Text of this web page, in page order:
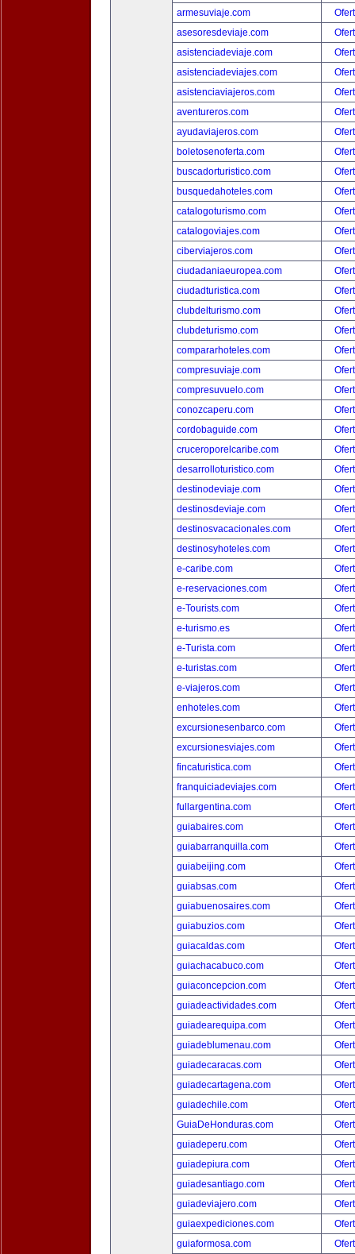
armesuviaje.com
asesoresdeviaje.com
asistenciadeviaje.com
asistenciadeviajes.com
asistenciaviajeros.com
aventureros.com
ayudaviajeros.com
boletosenoferta.com
buscadorturistico.com
busquedahoteles.com
catalogoturismo.com
catalogoviajes.com
ciberviajeros.com
ciudadaniaeuropea.com
ciudadturistica.com
clubdelturismo.com
clubdeturismo.com
compararhoteles.com
compresuviaje.com
compresuvuelo.com
conozcaperu.com
cordobaguide.com
cruceroporelcaribe.com
desarrolloturistico.com
destinodeviaje.com
destinosdeviaje.com
destinosvacacionales.com
destinosyhoteles.com
e-caribe.com
e-reservaciones.com
e-Tourists.com
e-turismo.es
e-Turista.com
e-turistas.com
e-viajeros.com
enhoteles.com
excursionesenbarco.com
excursionesviajes.com
fincaturistica.com
franquiciadeviajes.com
fullargentina.com
guiabaires.com
guiabarranquilla.com
guiabeijing.com
guiabsas.com
guiabuenosaires.com
guiabuzios.com
guiacaldas.com
guiachacabuco.com
guiaconcepcion.com
guiadeactividades.com
guiadearequipa.com
guiadeblumenau.com
guiadecaracas.com
guiadecartagena.com
guiadechile.com
GuiaDeHonduras.com
guiadeperu.com
guiadepiura.com
guiadesantiago.com
guiadeviajero.com
guiaexpediciones.com
guiaformosa.com